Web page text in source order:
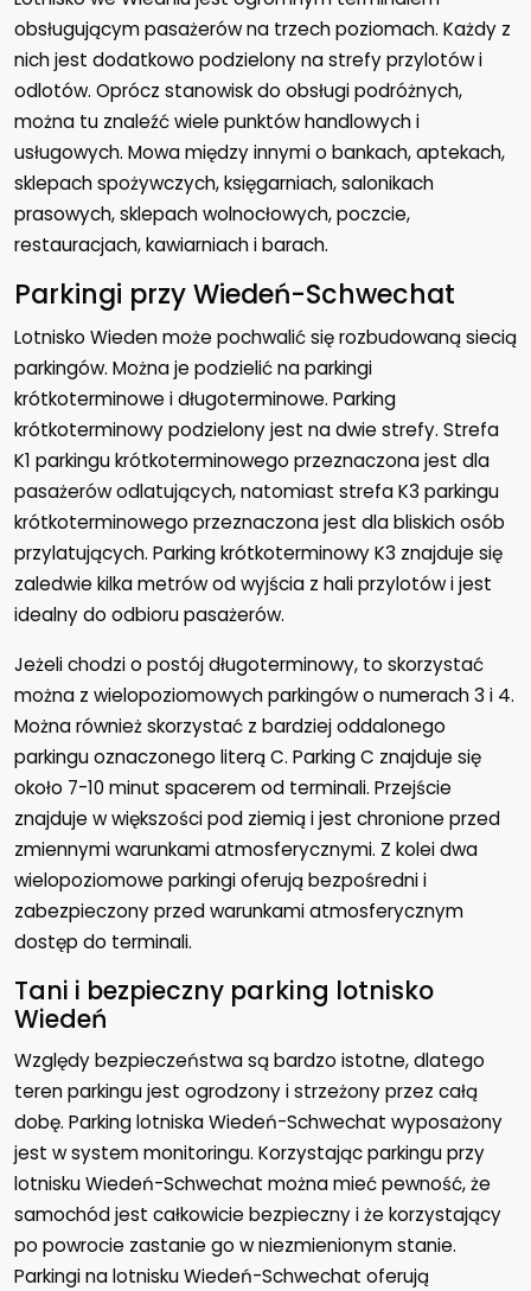
obsługującym pasażerów na trzech poziomach. Każdy z
nich jest dodatkowo podzielony na strefy przylotów i
odlotów. Oprócz stanowisk do obsługi podróżnych,
można tu znaleźć wiele punktów handlowych i
usługowych. Mowa między innymi o bankach, aptekach,
sklepach spożywczych, księgarniach, salonikach
prasowych, sklepach wolnocłowych, poczcie,
restauracjach, kawiarniach i barach.
Parkingi przy Wiedeń-Schwechat
Lotnisko Wieden może pochwalić się rozbudowaną siecią
parkingów. Można je podzielić na parkingi
krótkoterminowe i długoterminowe. Parking
krótkoterminowy podzielony jest na dwie strefy. Strefa
K1 parkingu krótkoterminowego przeznaczona jest dla
pasażerów odlatujących, natomiast strefa K3 parkingu
krótkoterminowego przeznaczona jest dla bliskich osób
przylatujących. Parking krótkoterminowy K3 znajduje się
zaledwie kilka metrów od wyjścia z hali przylotów i jest
idealny do odbioru pasażerów.
Jeżeli chodzi o postój długoterminowy, to skorzystać
można z wielopoziomowych parkingów o numerach 3 i 4.
Można również skorzystać z bardziej oddalonego
parkingu oznaczonego literą C. Parking C znajduje się
około 7-10 minut spacerem od terminali. Przejście
znajduje w większości pod ziemią i jest chronione przed
zmiennymi warunkami atmosferycznymi. Z kolei dwa
wielopoziomowe parkingi oferują bezpośredni i
zabezpieczony przed warunkami atmosferycznym
dostęp do terminali.
Tani i bezpieczny parking lotnisko
Wiedeń
Względy bezpieczeństwa są bardzo istotne, dlatego
teren parkingu jest ogrodzony i strzeżony przez całą
dobę. Parking lotniska Wiedeń-Schwechat wyposażony
jest w system monitoringu. Korzystając parkingu przy
lotnisku Wiedeń-Schwechat można mieć pewność, że
samochód jest całkowicie bezpieczny i że korzystający
po powrocie zastanie go w niezmienionym stanie.
Parkingi na lotnisku Wiedeń-Schwechat oferują